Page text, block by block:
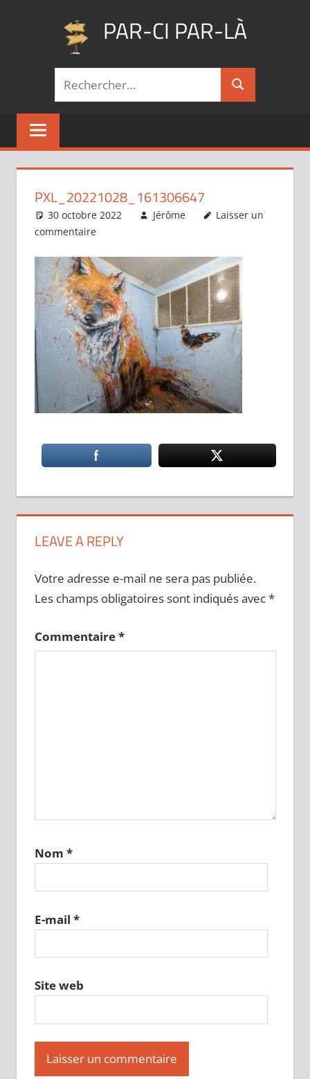
PAR-CI PAR-LÀ
mes
pérégrinations
Recherche
Rechercher
PXL_20221028_161306647
30 octobre 2022 Jérôme
Laisser un
commentaire
LEAVE A REPLY
Votre adresse e-mail ne sera pas publiée.
Les champs obligatoires sont indiqués avec*
Commentaire*
Nom *
E-mail *
Site web